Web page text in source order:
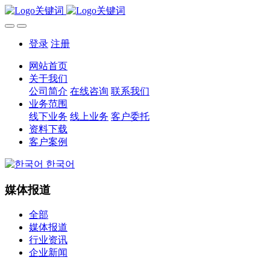
登录 注册
网站首页
关于我们
公司简介 在线咨询 联系我们
业务范围
线下业务 线上业务 客户委托
资料下载
客户案例
한국어
媒体报道
全部
媒体报道
行业资讯
企业新闻